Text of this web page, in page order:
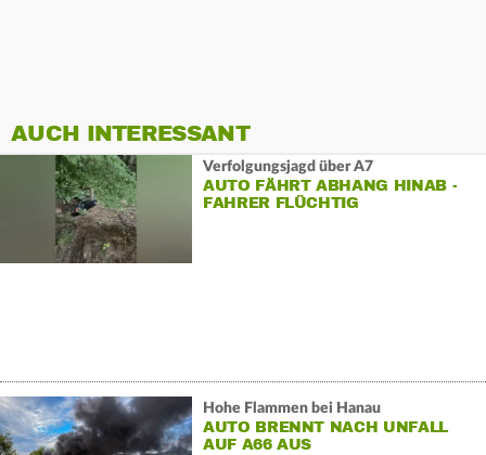
AUCH INTERESSANT
Verfolgungsjagd über A7
AUTO FÄHRT ABHANG HINAB -
FAHRER FLÜCHTIG
Hohe Flammen bei Hanau
AUTO BRENNT NACH UNFALL
AUF A66 AUS